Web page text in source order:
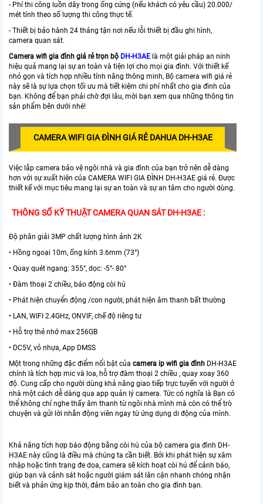
- Phí thi công luồn dây trong ống cứng (nếu khách có yêu cầu) 20.000/
mét tính theo số lượng thi công thực tế.
- Thiết bị bảo hành 24 tháng tận nơi nếu lỗi thiết bị đầu ghi hình,
camera quan sát.
Camera wifi gia đình giá rẻ trọn bộ DH-H3AE là một giải pháp an ninh
hiệu quả mang lại sự an toàn và tiện lợi cho mọi gia đình. Với thiết kế
nhỏ gọn và tích hợp nhiều tính năng thông minh, Bộ camera wifi giá rẻ
này sẽ là sự lựa chọn tối ưu mà tiết kiệm chi phí nhất cho gia đình của
bạn. Không để bạn phải chờ đợi lâu, mời bạn xem qua những thông tin
sản phẩm bên dưới nhé!
CAMERA WIFI GIA ĐÌNH GIÁ RẺ DAHUA DH-H3AE
Việc lắp camera bảo vệ ngôi nhà và gia đình của bạn trở nên dễ dàng
hơn với sự xuất hiện của CAMERA WIFI GIA ĐÌNH DH-H3AE giá rẻ. Được
thiết kế với mục tiêu mang lại sự an toàn và sự an tâm cho người dùng.
THÔNG SỐ KỸ THUẬT CAMERA QUAN SÁT DH-H3AE :
Độ phân giải 3MP chất lượng hình ảnh 2K
• Hồng ngoại 10m, ống kính 3.6mm (73°)
• Quay quét ngang: 355°, dọc: -5°- 80°
• Đàm thoại 2 chiều, báo động còi hú
• Phát hiện chuyển động /con người, phát hiện âm thanh bất thường
• LAN, WIFI 2.4GHz, ONVIF, chế độ riêng tư
• Hỗ trợ thẻ nhớ max 256GB
• DC5V, vỏ nhựa, App DMSS
Một trong những đặc điểm nổi bật của camera ip wifi gia đình DH-H3AE
chính là tích hợp mic và loa, hỗ trợ đàm thoại 2 chiều , quay xoay 360
độ. Cung cấp cho người dùng khả năng giao tiếp trực tuyến với người ở
nhà một cách dễ dàng qua app quản lý camera. Tức có nghĩa là Bạn có
thể không chỉ nghe thấy âm thanh từ ngôi nhà mình mà còn có thể trò
chuyện và gửi lời nhắn động viên ngay từ ứng dụng di động của mình.
Khả năng tích hợp báo động bằng còi hú của bộ camera gia đình DH-
H3AE này cũng là điều mà chúng ta cần biết. Bởi khi phát hiện sự xâm
nhập hoặc tình trạng đe dọa, camera sẽ kích hoạt còi hú để cảnh báo,
giúp bạn và cảnh sát hoặc người giám sát lân cận nhanh chóng nhận
biết và phản ứng kịp thời, đảm bảo an toàn cho gia đình bạn.